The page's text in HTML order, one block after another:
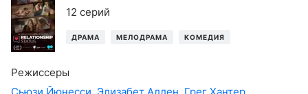
12 серий
ДРАМА МЕЛОДРАМА КОМЕДИЯ
Режиссеры